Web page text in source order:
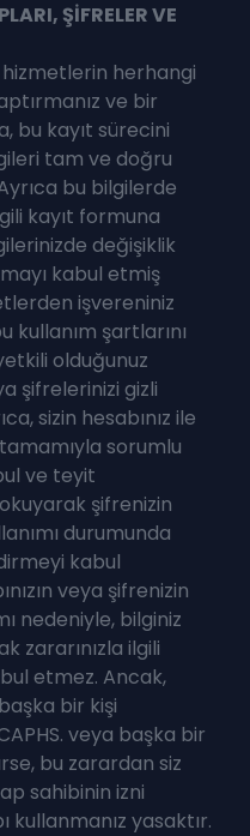
ŞİFRELER VE
herhangi
ve bir
bu kayıt sürecini
tam ve doğru
bu bilgilerde
kayıt formuna
değişiklik
kabul etmiş
işvereniniz
kullanım şartlarını
olduğunuz
şifrelerinizi gizli
sizin hesabınız ile
sorumlu
ve teyit
şifrenizin
durumunda
kabul
veya şifrenizin
nedeniyle, bilginiz
zararınızla ilgili
etmez. Ancak,
bir kişi
veya başka bir
bu zarardan siz
sahibinin izni
kullanmanız yasaktır.